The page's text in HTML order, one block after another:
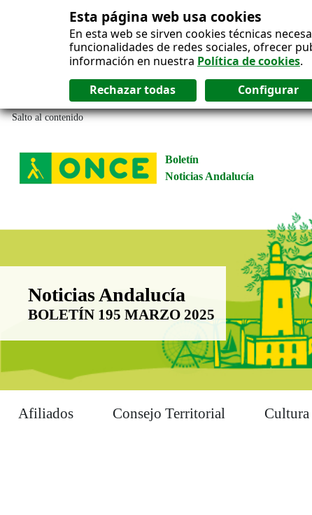
Esta página web usa cookies
En esta web se sirven cookies técnicas
funcionalidades de redes sociales, ofrecer
información en nuestra Política de cookies.
Salto al contenido
Boletín
Noticias Andalucía
Boletín Noticias Andalucía
Noticias Andalucía
BOLETÍN 195 MARZO 2025
Afiliados Consejo Territorial Cultura